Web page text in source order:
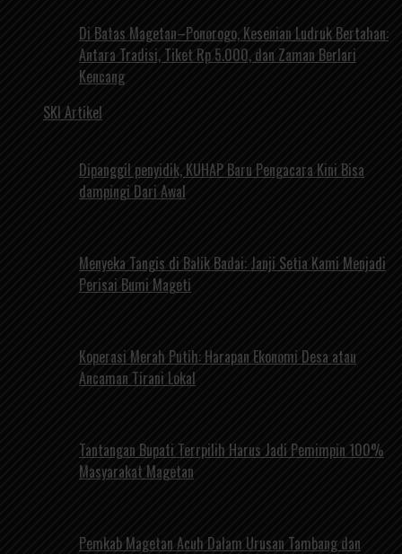
Di Batas Magetan–Ponorogo, Kesenian Ludruk Bertahan:
Antara Tradisi, Tiket Rp 5.000, dan Zaman Berlari
Kencang
SKI Artikel
Dipanggil penyidik, KUHAP Baru Pengacara Kini Bisa
dampingi Dari Awal
Menyeka Tangis di Balik Badai: Janji Setia Kami Menjadi
Perisai Bumi Mageti
Koperasi Merah Putih: Harapan Ekonomi Desa atau
Ancaman Tirani Lokal
Tantangan Bupati Terrpilih Harus Jadi Pemimpin 100%
Masyarakat Magetan
Pemkab Magetan Acuh Dalam Urusan Tambang dan